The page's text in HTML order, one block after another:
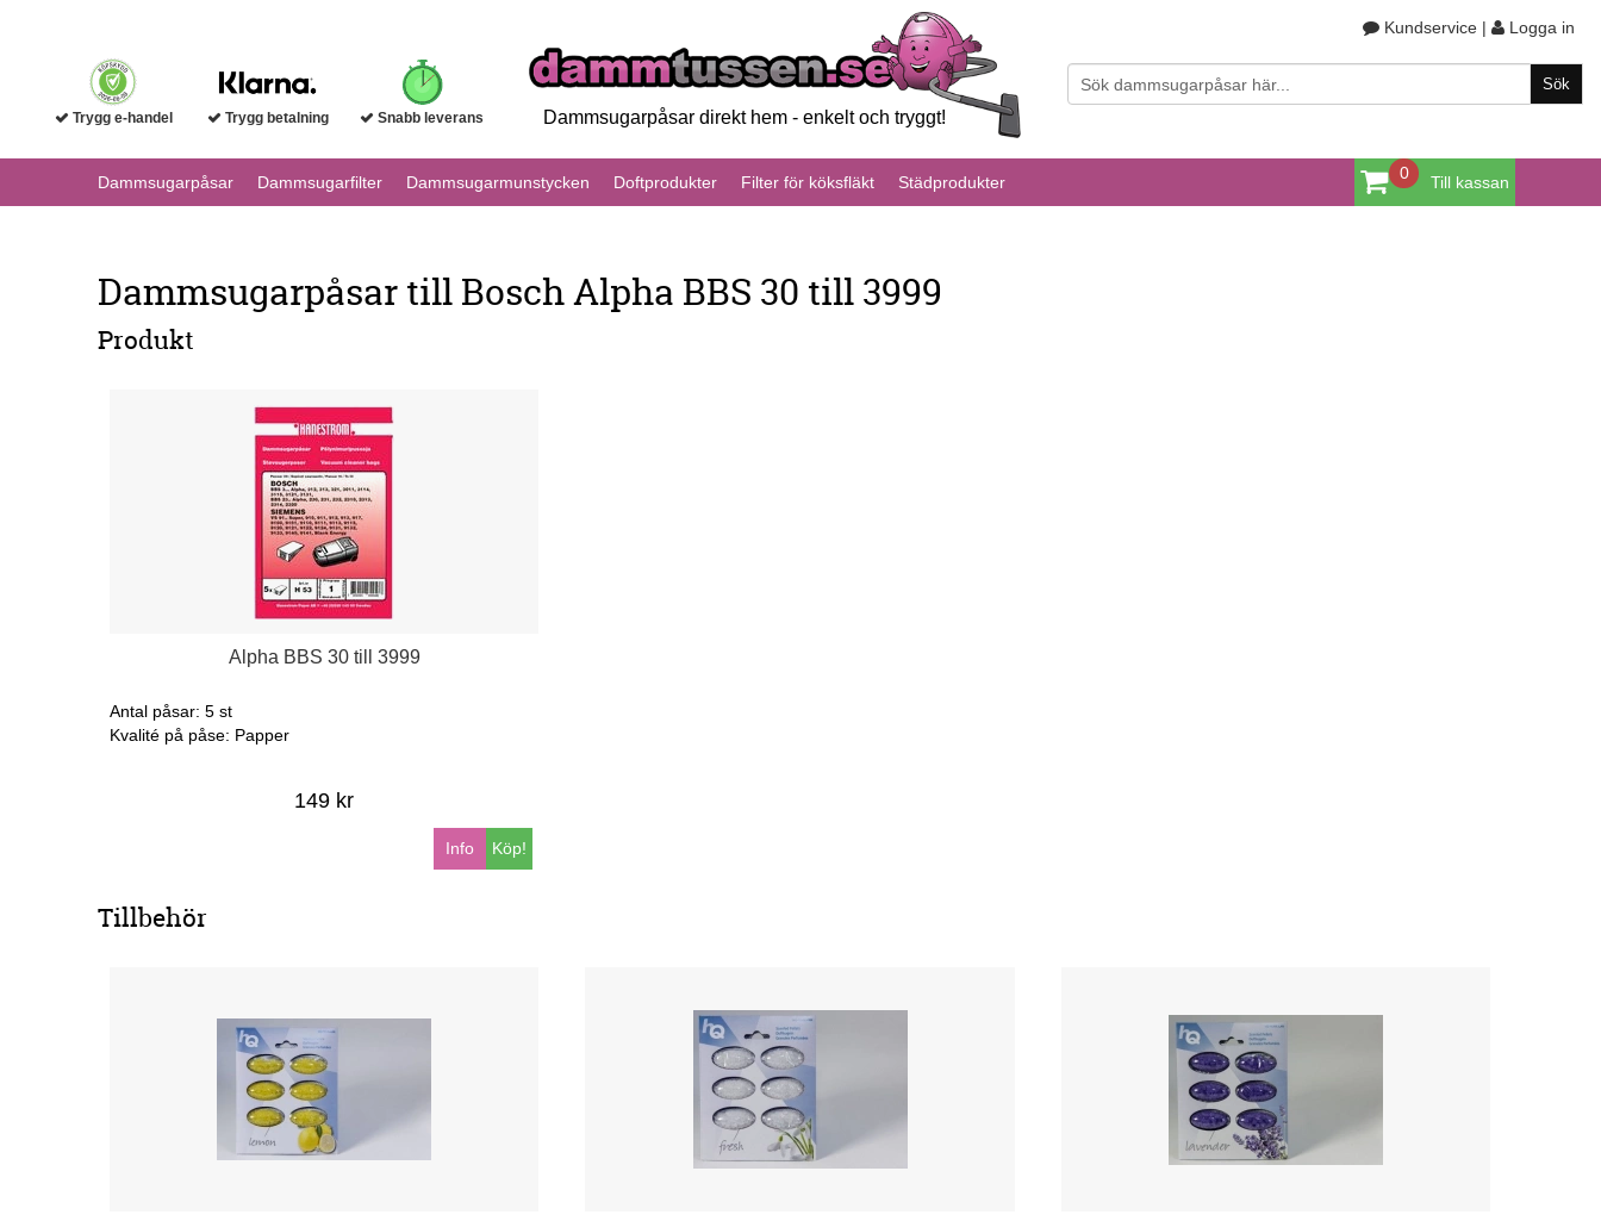
Dammsugarpåsar direkt hem - enkelt och tryggt!
Trygg e-handel Trygg betalning Snabb leverans
Kundservice | Logga in
0 Till kassan
Dammsugarpåsar Dammsugarfilter Dammsugarmunstycken Doftprodukter Filter för köksfläkt Städprodukter
Dammsugarpåsar till Bosch Alpha BBS 30 till 3999
Produkt
Alpha BBS 30 till 3999
Antal påsar: 5 st
Kvalité på påse: Papper
149 kr
Köp!
Info
Tillbehör